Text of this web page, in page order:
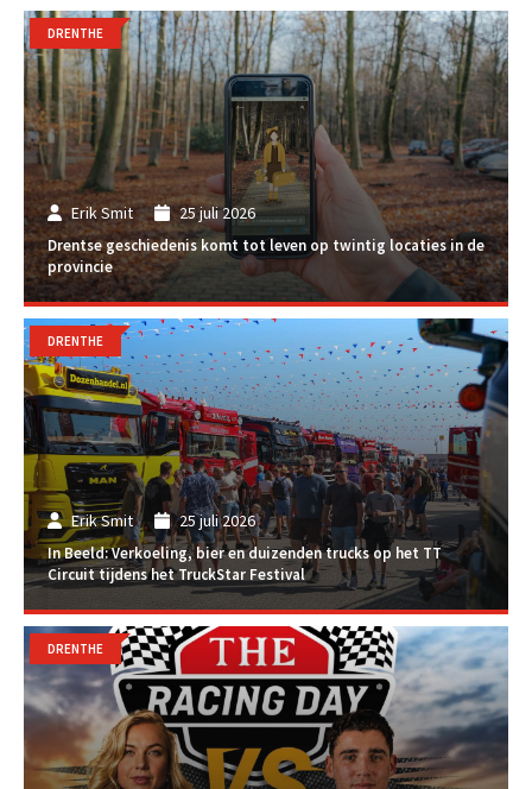
Erik Smit 25 juli 2026
Drentse geschiedenis komt tot leven op twintig locaties in de
provincie
DRENTHE
Erik Smit 25 juli 2026
In Beeld: Verkoeling, bier en duizenden trucks op het TT
Circuit tijdens het TruckStar Festival
DRENTHE
DRENTHE